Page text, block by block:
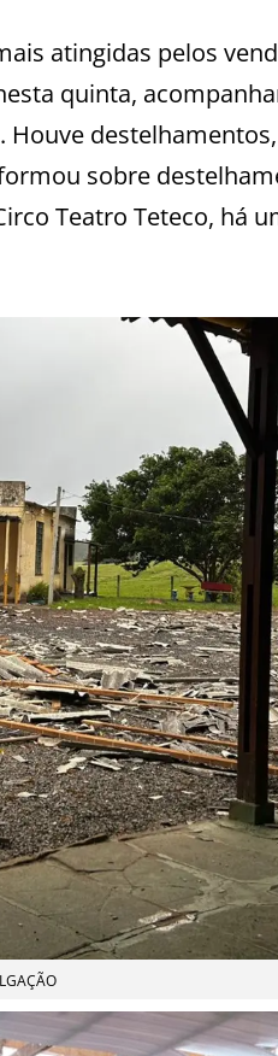
atingidas pelos
quinta,
sobre
Teatro Teteco, há